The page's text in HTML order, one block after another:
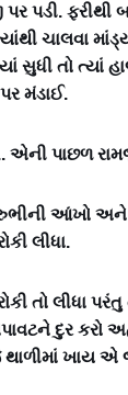
પર પડી.
ચાલવા
સુધી તો ત્યાં
મંડાઈ.
એની પાછળ
આંખો અને
લીધા.
તો લીધા
દુર કરો
ખાય એ